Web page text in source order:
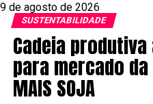
9 de agosto de 2026
SUSTENTABILIDADE
Cadeia
para mercado
MAIS SOJA